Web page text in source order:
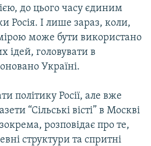
до цього часу єдиним
Росія. І лише зараз, коли,
може бути використано
ідей, головувати в
Україні.
політику Росії, але вже
“Сільські вісті” в Москві
розповідає про те,
структури та спритні